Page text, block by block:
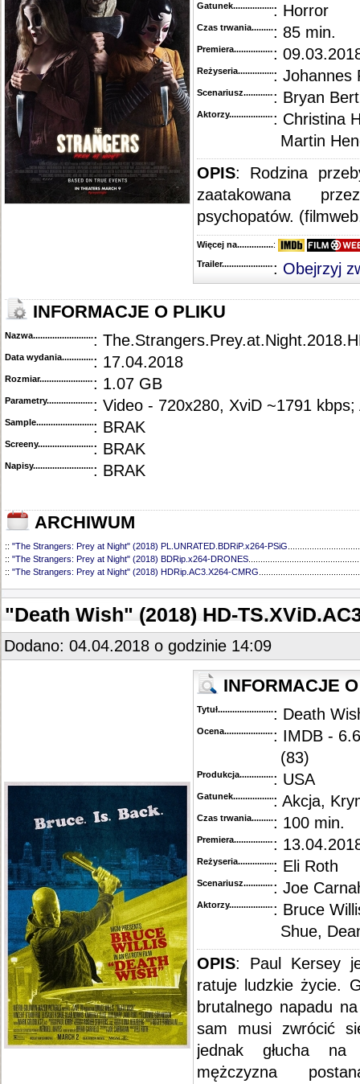
Gatunek...........................................
: Horror
Czas trwania......................................
: 85 min.
Premiera..........................................
:
Reżyseria........................................
: Johannes
Scenariusz........................................
: Bryan
Aktorzy...........................................
: Christina
Martin
OPIS: Rodzina
zaatakowana
psychopatów.
Więcej na........................................
:
Trailer...........................................
: Obejrzyj
INFORMACJE O PLIKU
Nazwa.............................................
:
Data wydania......................................
: 17.04.2018
Rozmiar...........................................
: 1.07 GB
Parametry.........................................: Video - 720x280, XviD ~1791
Sample............................................
: BRAK
Screeny...........................................
: BRAK
Napisy............................................
: BRAK
ARCHIWUM
:: "The Strangers: Prey at Night" (2018) PL.UNRATED.BDRiP.x264-PSiG
:: "The Strangers: Prey at Night" (2018) BDRip.x264-DRONES
:: "The Strangers: Prey at Night" (2018) HDRip.AC3.X264-CMRG
"Death Wish" (2018) HD-
Dodano: 04.04.2018 o godzinie 14:09
INFORMACJE
Tytuł............................................
: Death
Ocena.............................................
: IMDB -
(83)
Produkcja.........................................
: USA
Gatunek...........................................
: Akcja,
Czas trwania......................................
: 100 min.
Premiera..........................................
:
Reżyseria........................................
: Eli Roth
Scenariusz........................................
: Joe
Aktorzy...........................................
: Bruce
Shue,
OPIS: Paul Kersey
ratuje ludzkie życie.
brutalnego napadu
sam musi zwrócić
jednak głucha na
mężczyzna